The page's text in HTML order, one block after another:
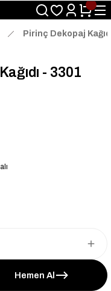
%10 İndirim Fırsatını
Pirinç Dekopaj
- 3301
Hemen Al